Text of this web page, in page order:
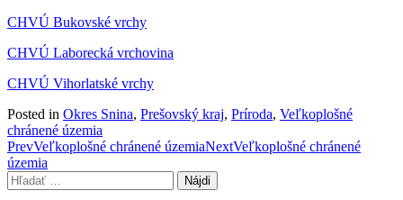
CHVÚ Bukovské vrchy
CHVÚ Laborecká vrchovina
CHVÚ Vihorlatské vrchy
Posted in Okres Snina, Prešovský kraj, Príroda, Veľkoplošné
chránené územia
Post
navigation
PrevVeľkoplošné chránené územiaNextVeľkoplošné chránené
územia
Hľadať: